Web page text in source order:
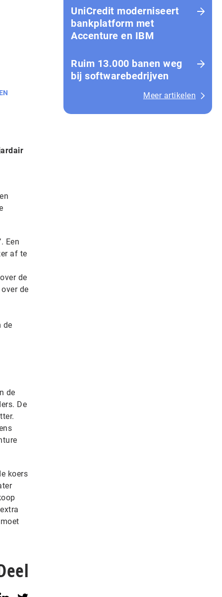
Een
af te
de
de
de
de
De
koers
UniCredit moderniseert
bankplatform met
Accenture en IBM
Ruim 13.000 banen weg
bij softwarebedrijven
Meer artikelen